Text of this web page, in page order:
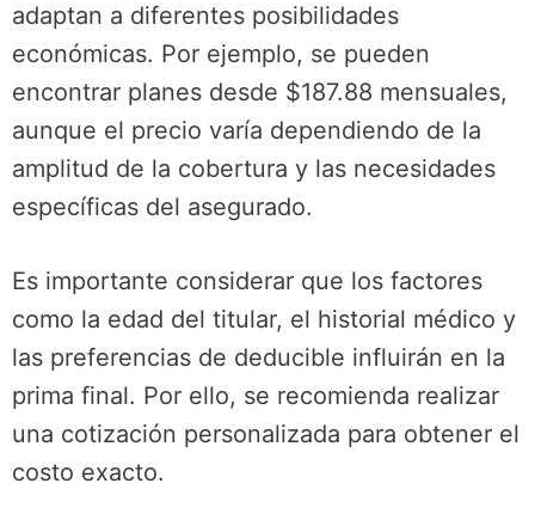
adaptan a diferentes posibilidades
económicas. Por ejemplo, se pueden
encontrar planes desde $187.88 mensuales,
aunque el precio varía dependiendo de la
amplitud de la cobertura y las necesidades
específicas del asegurado.
Es importante considerar que los factores
como la edad del titular, el historial médico y
las preferencias de deducible influirán en la
prima final. Por ello, se recomienda realizar
una cotización personalizada para obtener el
costo exacto.